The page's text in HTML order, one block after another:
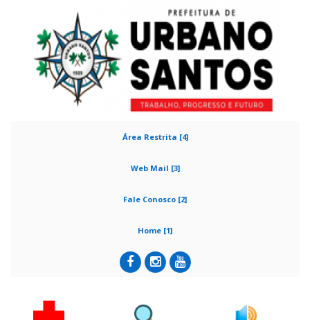
Área Restrita [4]
Web Mail [3]
Fale Conosco [2]
Home [1]